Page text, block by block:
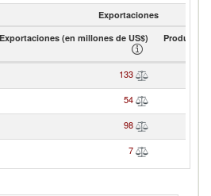
Exportaciones
Exportaciones (en millones de US$)
Product
133
54
98
7